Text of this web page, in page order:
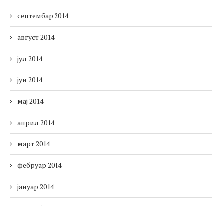
септембар 2014
август 2014
јул 2014
јун 2014
мај 2014
април 2014
март 2014
фебруар 2014
јануар 2014